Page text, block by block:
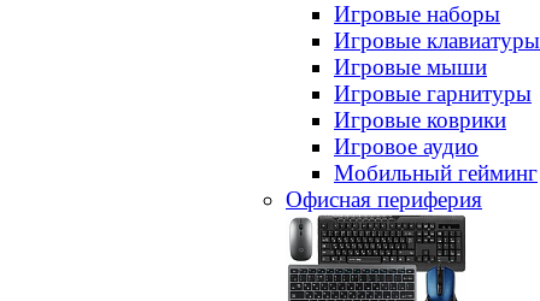
Игровые наборы
Игровые клавиатуры
Игровые мыши
Игровые гарнитуры
Игровые коврики
Игровое аудио
Мобильный гейминг
Офисная периферия